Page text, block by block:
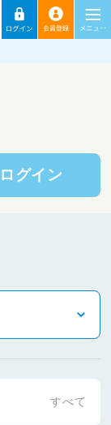
ログイン
すべて